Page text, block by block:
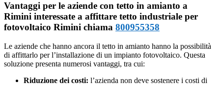
Vantaggi per le aziende con tetto in amianto a
Rimini interessate a affittare tetto industriale per
fotovoltaico Rimini chiama 800955358
Le aziende che hanno ancora il tetto in amianto hanno la possibilità
di affittarlo per l’installazione di un impianto fotovoltaico. Questa
soluzione presenta numerosi vantaggi, tra cui:
Riduzione dei costi: l’azienda non deve sostenere i costi di